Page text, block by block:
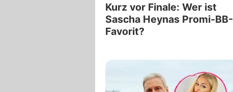
Kurz vor Finale: Wer ist
Sascha Heynas Promi-BB-
Favorit?